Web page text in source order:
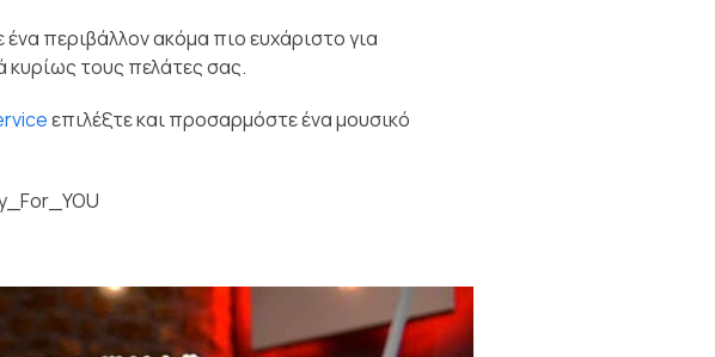
περιβάλλον ακόμα πιο ευχάριστο για
κυρίως τους πελάτες σας.
επιλέξτε και προσαρμόστε ένα μουσικό